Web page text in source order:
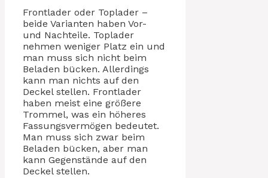
Frontlader oder Toplader –
beide Varianten haben Vor-
und Nachteile. Toplader
nehmen weniger Platz ein und
man muss sich nicht beim
Beladen bücken. Allerdings
kann man nichts auf den
Deckel stellen. Frontlader
haben meist eine größere
Trommel, was ein höheres
Fassungsvermögen bedeutet.
Man muss sich zwar beim
Beladen bücken, aber man
kann Gegenstände auf den
Deckel stellen.